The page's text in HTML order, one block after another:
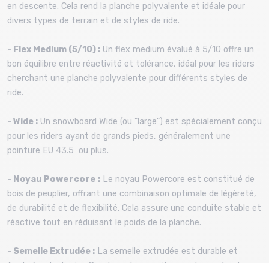
en descente. Cela rend la planche polyvalente et idéale pour
divers types de terrain et de styles de ride.
- Flex Medium (5/10) : Un flex medium évalué à 5/10 offre un
bon équilibre entre réactivité et tolérance, idéal pour les riders
cherchant une planche polyvalente pour différents styles de
ride.
- Wide : Un snowboard Wide (ou "large") est spécialement conçu
pour les riders ayant de grands pieds, généralement une
pointure EU 43.5 ou plus.
- Noyau Powercore : Le noyau Powercore est constitué de
bois de peuplier, offrant une combinaison optimale de légèreté,
de durabilité et de flexibilité. Cela assure une conduite stable et
réactive tout en réduisant le poids de la planche.
- Semelle Extrudée : La semelle extrudée est durable et